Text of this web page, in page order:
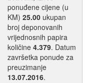
ponuđene cijene (u
KM) 25.00 ukupan
broj deponovanih
vrijednosnih papira
količine 4.379. Datum
završetka ponude za
preuzimanje
13.07.2016.